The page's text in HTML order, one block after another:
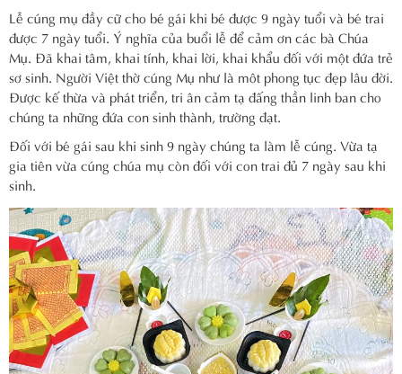
Lễ cúng mụ đầy cữ cho bé gái khi bé được 9 ngày tuổi và bé trai
được 7 ngày tuổi. Ý nghĩa của buổi lễ để cảm ơn các bà Chúa
Mụ. Đã khai tâm, khai tính, khai lời, khai khẩu đối với một đứa trẻ
sơ sinh. Người Việt thờ cúng Mụ như là môt phong tục đẹp lâu đời.
Được kế thừa và phát triển, tri ân cảm tạ đấng thần linh ban cho
chúng ta những đứa con sinh thành, trường đạt.
Đối với bé gái sau khi sinh 9 ngày chúng ta làm lễ cúng. Vừa tạ
gia tiên vừa cúng chúa mụ còn đối với con trai đủ 7 ngày sau khi
sinh.